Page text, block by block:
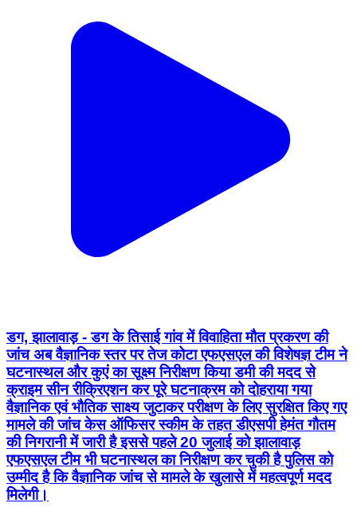
डग, झालावाड़ - डग के तिसाई गांव में विवाहिता मौत प्रकरण की
जांच अब वैज्ञानिक स्तर पर तेज कोटा एफएसएल की विशेषज्ञ टीम ने
घटनास्थल और कुएं का सूक्ष्म निरीक्षण किया डमी की मदद से
क्राइम सीन रीक्रिएशन कर पूरे घटनाक्रम को दोहराया गया
वैज्ञानिक एवं भौतिक साक्ष्य जुटाकर परीक्षण के लिए सुरक्षित किए गए
मामले की जांच केस ऑफिसर स्कीम के तहत डीएसपी हेमंत गौतम
की निगरानी में जारी है इससे पहले 20 जुलाई को झालावाड़
एफएसएल टीम भी घटनास्थल का निरीक्षण कर चुकी है पुलिस को
उम्मीद है कि वैज्ञानिक जांच से मामले के खुलासे में महत्वपूर्ण मदद
मिलेगी।